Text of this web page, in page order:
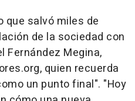
que salvó miles de
de la sociedad con
Fernández Megina,
quien recuerda
un punto final". "Hoy